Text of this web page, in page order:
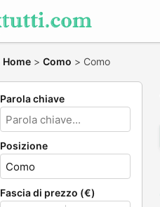
Home > Como > Como
Parola chiave
Posizione
Fascia di prezzo (€)